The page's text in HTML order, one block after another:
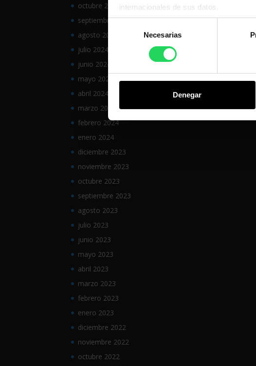
internacionales de sus datos.
Dichas Transferencias no cuentan con
protección de sus datos de carácter
Selección
de
consentimiento
Necesarias
Denegar
octubre 2024
septiembre 2024
agosto 2024
julio 2024
junio 2024
mayo 2024
abril 2024
marzo 2024
febrero 2024
enero 2024
diciembre 2023
noviembre 2023
octubre 2023
septiembre 2023
agosto 2023
julio 2023
junio 2023
mayo 2023
abril 2023
marzo 2023
febrero 2023
enero 2023
diciembre 2022
noviembre 2022
octubre 2022